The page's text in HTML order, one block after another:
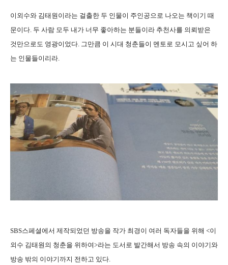
이외수와 김태원이라는 걸출한 두 인물이 주인공으로 나오는 책이기 때
문이다. 두 사람 모두 내가 너무 좋아하는 분들이라 추천사를 의뢰받은
것만으로도 영광이었다. 그만큼 이 시대 청춘들이 멘토로 모시고 싶어 하
는 인물들이리라.
SBS스페셜에서 제작되었던 방송을 작가 최경이 여러 독자들을 위해 <이
외수 김태원의 청춘을 위하여>라는 도서로 발간해서 방송 속의 이야기와
방송 밖의 이야기까지 전하고 있다.